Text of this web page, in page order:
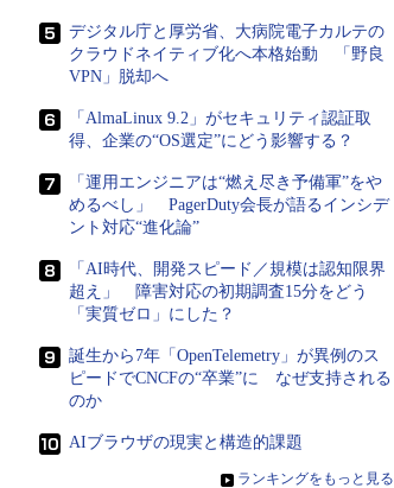
デジタル庁と厚労省、大病院電子カルテの
クラウドネイティブ化へ本格始動 「野良
VPN」脱却へ
「AlmaLinux 9.2」がセキュリティ認証取
得、企業の“OS選定”にどう影響する？
「運用エンジニアは“燃え尽き予備軍”をや
めるべし」 PagerDuty会長が語るインシデ
ント対応“進化論”
「AI時代、開発スピード／規模は認知限界
超え」 障害対応の初期調査15分をどう
「実質ゼロ」にした？
誕生から7年「OpenTelemetry」が異例のス
ピードでCNCFの“卒業”に なぜ支持される
のか
AIブラウザの現実と構造的課題
» ランキングをもっと見る